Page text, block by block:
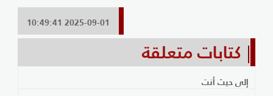
2025-09-01 10:49:41
كتابات متعلقة
إلى حيث أنت